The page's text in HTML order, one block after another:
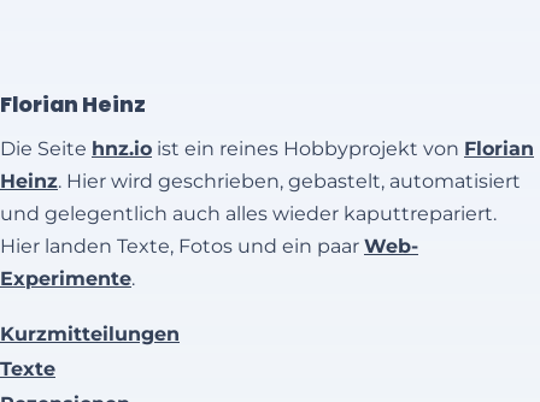
Florian Heinz
Die Seite hnz.io ist ein reines Hobbyprojekt von Florian
Heinz. Hier wird geschrieben, gebastelt, automatisiert
und gelegentlich auch alles wieder kaputtrepariert.
Hier landen Texte, Fotos und ein paar Web-
Experimente.
Kurzmitteilungen
Texte